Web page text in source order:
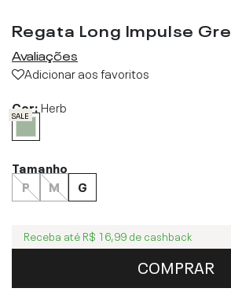
Regata Long Impulse
Avaliações
Adicionar aos favoritos
Cor:Herb
SALE
Tamanho
P
M G
Receba até R$ 16,99 de cashback
COMPRAR